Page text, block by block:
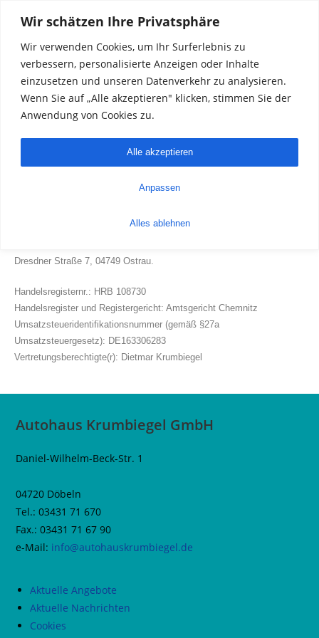
Wir schätzen Ihre Privatsphäre
Wir verwenden Cookies, um Ihr Surferlebnis zu
verbessern, personalisierte Anzeigen oder Inhalte
einzusetzen und unseren Datenverkehr zu analysieren.
Wenn Sie auf „Alle akzeptieren" klicken, stimmen Sie der
Anwendung von Cookies zu.
Anpassen
Alles ablehnen
Alle akzeptieren
Autohaus Krumbiegel GmbH
Impressum
Autohaus Krumbiegel GmbH
Dresdner Straße 7, 04749 Ostrau.
Handelsregisternr.: HRB 108730
Handelsregister und Registergericht: Amtsgericht Chemnitz
Umsatzsteueridentifikationsnummer (gemäß §27a
Umsatzsteuergesetz): DE163306283
Vertretungsberechtigte(r): Dietmar Krumbiegel
Autohaus Krumbiegel GmbH
Daniel-Wilhelm-Beck-Str. 1
04720 Döbeln
Tel.: 03431 71 670
Fax.: 03431 71 67 90
e-Mail: info@autohauskrumbiegel.de
Aktuelle Angebote
Aktuelle Nachrichten
Cookies